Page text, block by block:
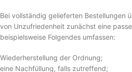
Bei vollständig gelieferten Bestellungen
von Unzufriedenheit zunächst eine
beispielsweise Folgendes umfassen:
Wiederherstellung der Ordnung;
eine Nachfüllung, falls zutreffend;